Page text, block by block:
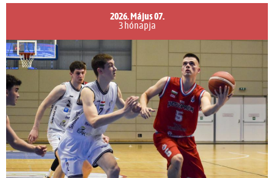
2026. Május 07.
3 hónapja